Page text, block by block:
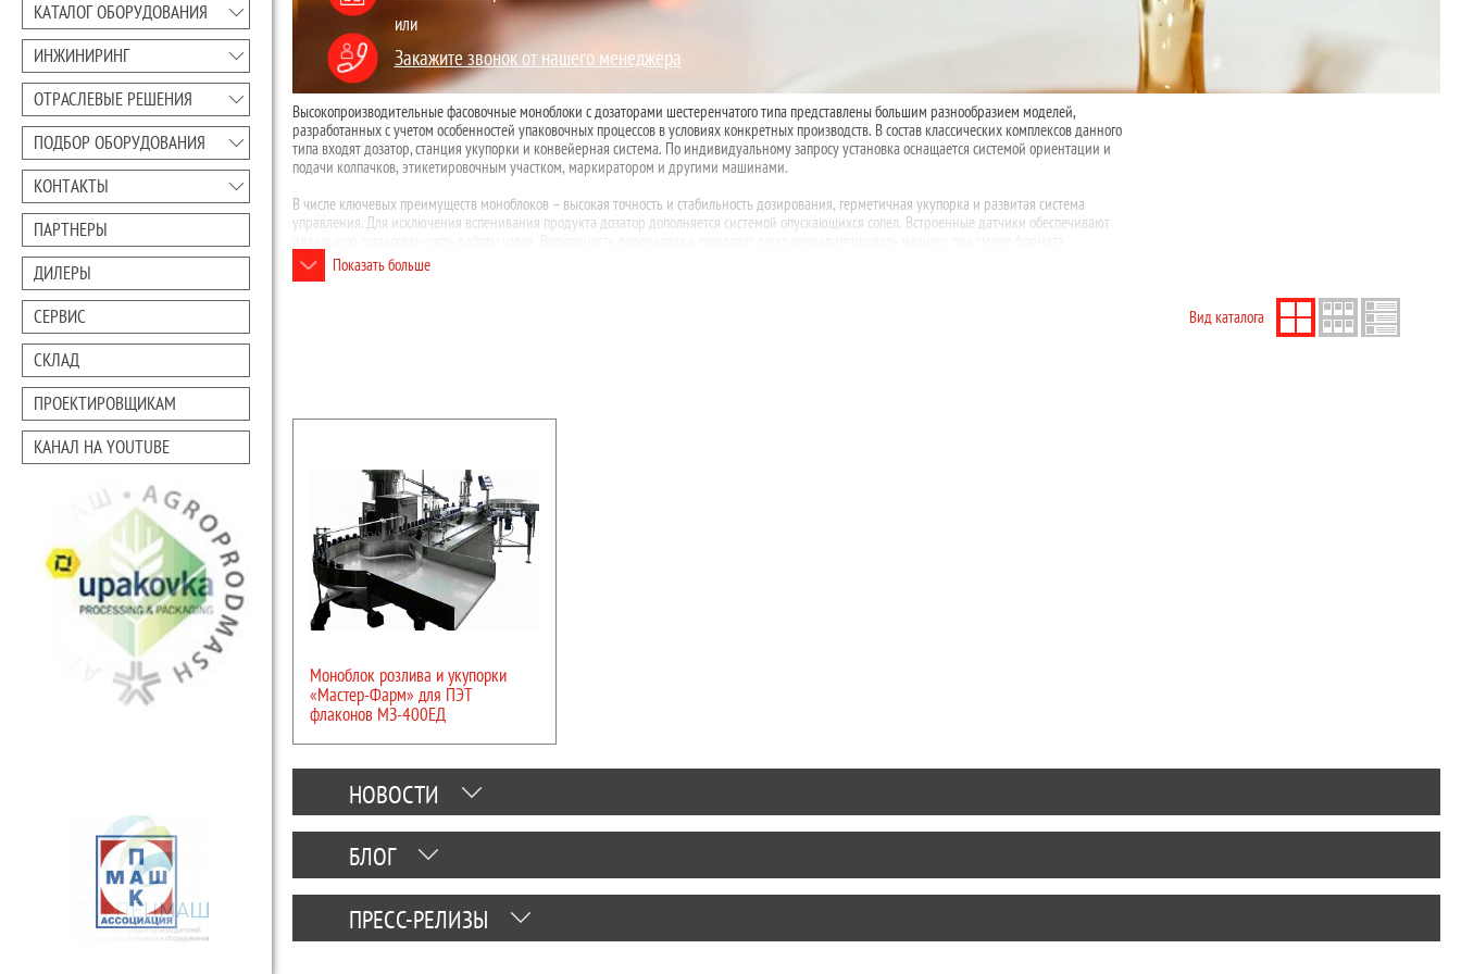
КАТАЛОГ ОБОРУДОВАНИЯ
ИНЖИНИРИНГ
ОТРАСЛЕВЫЕ РЕШЕНИЯ
ПОДБОР ОБОРУДОВАНИЯ
КОНТАКТЫ
ПАРТНЕРЫ
ДИЛЕРЫ
СЕРВИС
СКЛАД
ПРОЕКТИРОВЩИКАМ
КАНАЛ НА YOUTUBE
или
Закажите звонок от нашего менеджера
Высокопроизводительные фасовочные моноблоки с дозаторами шестеренчатого типа представлены большим разнообразием моделей,
разработанных с учетом особенностей упаковочных процессов в условиях конкретных производств. В состав классических комплексов данного
типа входят дозатор, станция укупорки и конвейерная система. По индивидуальному запросу установка оснащается системой ориентации и
подачи колпачков, этикетировочным участком, маркиратором и другими машинами.
В числе ключевых преимуществ моноблоков – высокая точность и стабильность дозирования, герметичная укупорка и развитая система
управления. Для исключения вспенивания продукта дозатор дополняется системой опускающихся сопел. Встроенные датчики обеспечивают
используемых тары и крышек.
Показать больше
Вид каталога
Моноблок розлива и укупорки
«Мастер-Фарм» для ПЭТ
флаконов МЗ-400ЕД
НОВОСТИ
БЛОГ
ПРЕСС-РЕЛИЗЫ